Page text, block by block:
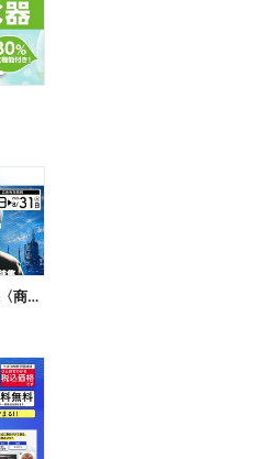
現場の暑熱対策・安全対策特集〈商品一例〉